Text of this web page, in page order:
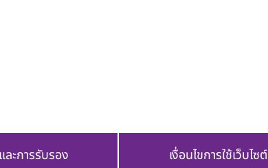
ละการรับรอง เงื่อนไขการใช้เว็บไซต์